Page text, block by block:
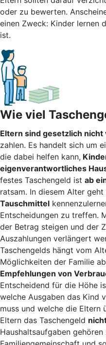
oder zu bewerten.
einen Zweck: Kinder lernen
ist.
Wie viel
Eltern sind gesetzlich
zahlen. Es handelt sich um
die dabei helfen kann,
eigenverantwortliches
festes Taschengeld ist ab
ratsam. In diesem Alter
Tauschmittel
Entscheidungen zu treffen.
der Betrag steigen und der
Auszahlungen verlängert
Taschengelds hängt vom
Möglichkeiten der Familie
Empfehlungen von
Entscheidend für die Höhe
welche Ausgaben das Kind
muss und welche die Eltern
Eltern das Taschengeld
Haushaltsaufgaben